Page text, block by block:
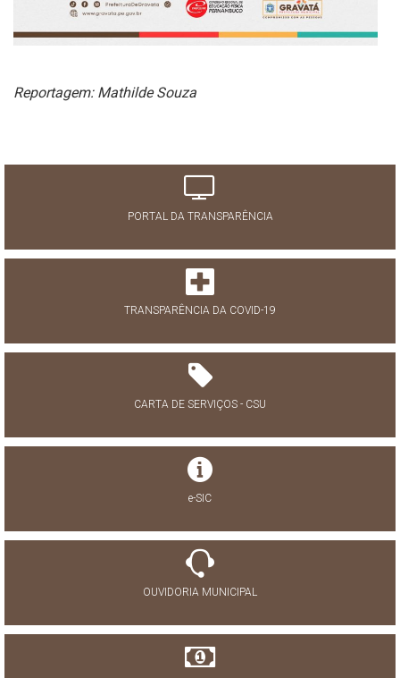
Reportagem: Mathilde Souza
PORTAL DA TRANSPARÊNCIA
TRANSPARÊNCIA DA COVID-19
CARTA DE SERVIÇOS - CSU
e-SIC
OUVIDORIA MUNICIPAL